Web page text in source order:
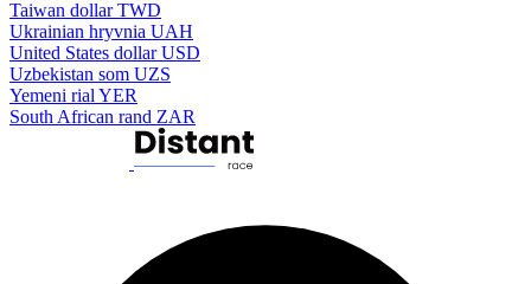
Taiwan dollar TWD
Ukrainian hryvnia UAH
United States dollar USD
Uzbekistan som UZS
Yemeni rial YER
South African rand ZAR